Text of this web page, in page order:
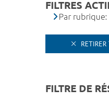
FILTRES
Par
RETIRER
FILTRE DE